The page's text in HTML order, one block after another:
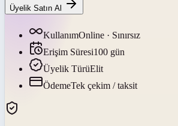
Üyelik Satın Al
KullanımOnline · Sınırsız
Erişim Süresi100 gün
Üyelik TürüElit
ÖdemeTek çekim / taksit